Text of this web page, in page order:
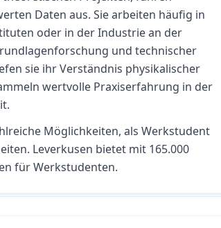
Daten aus. Sie arbeiten häufig in
oder in der Industrie an der
und technischer
sie ihr Verständnis physikalischer
wertvolle Praxiserfahrung in der
Möglichkeiten, als Werkstudent
Leverkusen bietet mit 165.000
für Werkstudenten.